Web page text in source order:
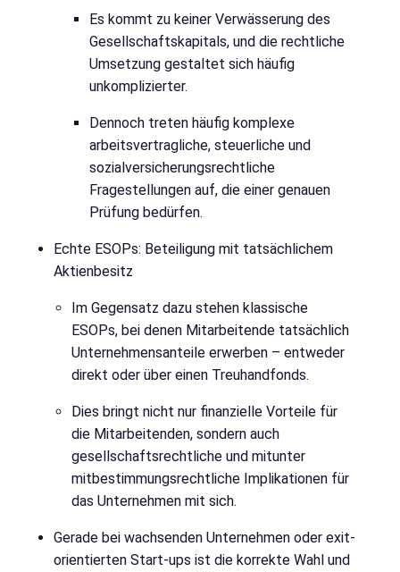
Es kommt zu keiner Verwässerung des
Gesellschaftskapitals, und die rechtliche
Umsetzung gestaltet sich häufig
unkomplizierter.
Dennoch treten häufig komplexe
arbeitsvertragliche, steuerliche und
sozialversicherungsrechtliche
Fragestellungen auf, die einer genauen
Prüfung bedürfen.
Echte ESOPs: Beteiligung mit tatsächlichem
Aktienbesitz
Im Gegensatz dazu stehen klassische
ESOPs, bei denen Mitarbeitende tatsächlich
Unternehmensanteile erwerben – entweder
direkt oder über einen Treuhandfonds.
Dies bringt nicht nur finanzielle Vorteile für
die Mitarbeitenden, sondern auch
gesellschaftsrechtliche und mitunter
mitbestimmungsrechtliche Implikationen für
das Unternehmen mit sich.
Gerade bei wachsenden Unternehmen oder exit-
orientierten Start-ups ist die korrekte Wahl und